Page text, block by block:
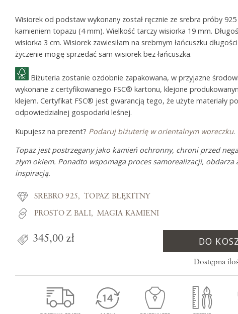
Pierścionki
Broszki
Inne
Z miłości do Bali
O Adorre
Jak to się zaczęło?
Wyspa pełna inspiracji
Wisiorek od podstaw wykonany został ręcznie ze srebra próby
kamieniem topazu (4 mm). Wielkość tarczy wisiorka 19 mm.
wisiorka 3 cm. Wisiorek zawiesiłam na srebrnym łańcuszku
życzenie mogę sprzedać sam wisiorek bez łańcuszka.
Biżuteria zostanie ozdobnie zapakowana, w przyjazne
wykonane z certyfikowanego FSC® kartonu, klejone
klejem. Certyfikat FSC® jest gwarancją tego, że użyte materiały
odpowiedzialnej gospodarki leśnej.
Kupujesz na prezent? Podaruj biżuterię w orientalnym woreczku.
Topaz jest postrzegany jako kamień ochronny, chroni przed
złym okiem. Ponadto wspomaga proces samorealizacji, obdarza
inspiracją.
SREBRO 925 TOPAZ BŁĘKITNY
PROSTO Z BALI MAGIA KAMIENI
345,00 zł DO
Dostępna